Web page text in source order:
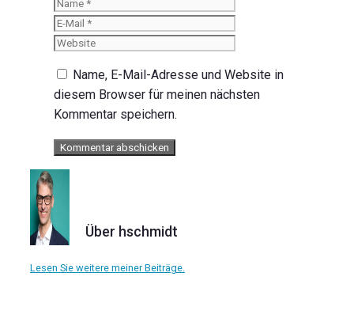
Name, E-Mail-Adresse und Website in
diesem Browser für meinen nächsten
Kommentar speichern.
Über hschmidt
Lesen Sie weitere meiner Beiträge.